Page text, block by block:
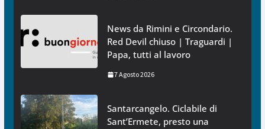
News da Rimini e Circondario.
Red Devil chiuso | Traguardi |
Papa, tutti al lavoro
7 Agosto 2026
Santarcangelo. Ciclabile di
Sant’Ermete, presto una